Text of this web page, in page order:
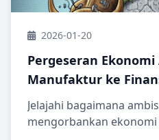
2026-01-20
Pergeseran Ekonomi
Manufaktur ke
Dampaknya pada
Jelajahi bagaimana
mengorbankan